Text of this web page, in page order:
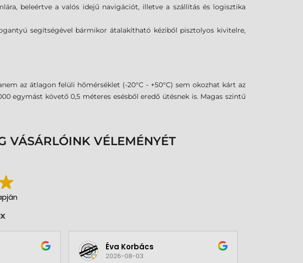
beleértve a valós idejű navigációt, illetve a szállítás és logisztika
segítségével bármikor átalakítható kéziből pisztolyos kivitelre,
az átlagon felüli hőmérséklet (-20°C - +50°C) sem okozhat kárt az
egymást követő 0,5 méteres esésből eredő ütésnek is. Magas szintű
VÁSÁRLÓINK VÉLEMÉNYÉT
Éva Korbács
2026-08-03